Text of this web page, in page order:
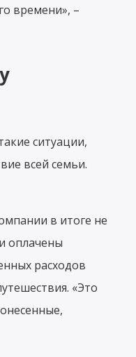
времени», –
ситуации,
всей семьи.
в итоге не
оплачены
расходов
«Это